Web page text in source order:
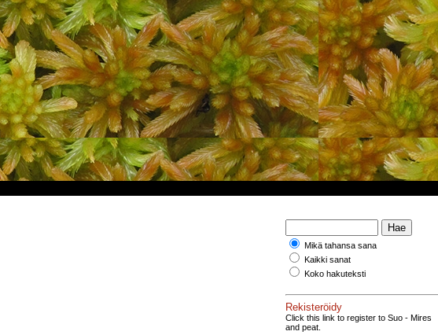
Mikä tahansa sana
Kaikki sanat
Koko hakuteksti
Rekisteröidy
Click this link to register to Suo - Mires
and peat.